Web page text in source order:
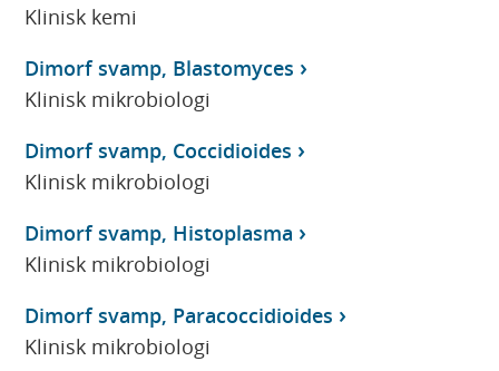
Klinisk kemi
Dimorf svamp, Blastomyces
Klinisk mikrobiologi
Dimorf svamp, Coccidioides
Klinisk mikrobiologi
Dimorf svamp, Histoplasma
Klinisk mikrobiologi
Dimorf svamp, Paracoccidioides
Klinisk mikrobiologi